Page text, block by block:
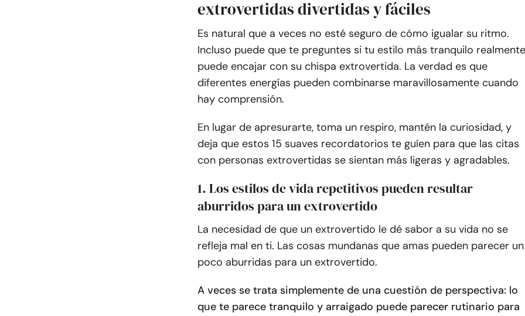
extrovertidas divertidas y fáciles
Es natural que a veces no esté seguro de cómo igualar su ritmo.
Incluso puede que te preguntes si tu estilo más tranquilo realmente
puede encajar con su chispa extrovertida. La verdad es que
diferentes energías pueden combinarse maravillosamente cuando
hay comprensión.
En lugar de apresurarte, toma un respiro, mantén la curiosidad, y
deja que estos 15 suaves recordatorios te guíen para que las citas
con personas extrovertidas se sientan más ligeras y agradables.
1. Los estilos de vida repetitivos pueden resultar
aburridos para un extrovertido
La necesidad de que un extrovertido le dé sabor a su vida no se
refleja mal en ti. Las cosas mundanas que amas pueden parecer un
poco aburridas para un extrovertido.
A veces se trata simplemente de una cuestión de perspectiva: lo
que te parece tranquilo y arraigado puede parecer rutinario para